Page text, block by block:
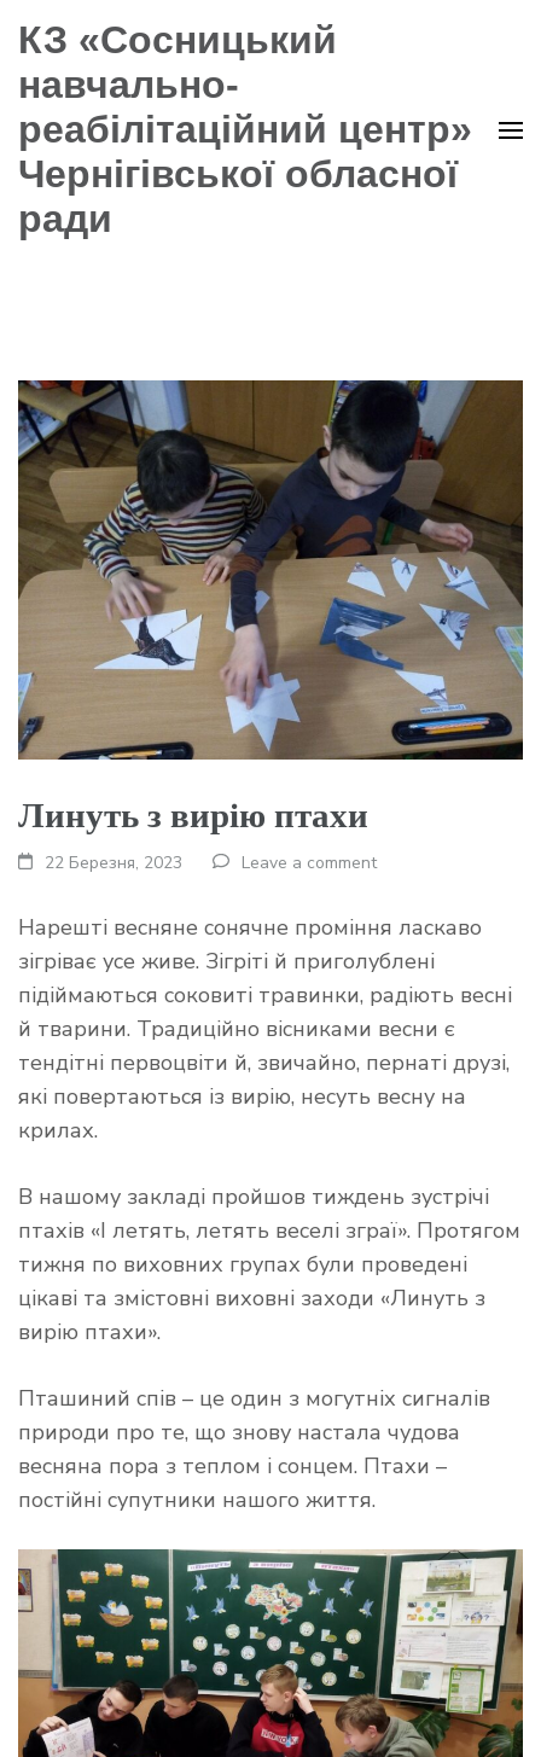
КЗ «Сосницький
навчально-
реабілітаційний центр»
Чернігівської обласної
ради
Линуть з вирію птахи
22 Березня, 2023 Leave a comment
Нарешті весняне сонячне проміння ласкаво
зігріває усе живе. Зігріті й приголублені
підіймаються соковиті травинки, радіють весні
й тварини. Традиційно вісниками весни є
тендітні первоцвіти й, звичайно, пернаті друзі,
які повертаються із вирію, несуть весну на
крилах.
В нашому закладі пройшов тиждень зустрічі
птахів «І летять, летять веселі зграї». Протягом
тижня по виховних групах були проведені
цікаві та змістовні виховні заходи «Линуть з
вирію птахи».
Пташиний спів – це один з могутніх сигналів
природи про те, що знову настала чудова
весняна пора з теплом і сонцем. Птахи –
постійні супутники нашого життя.